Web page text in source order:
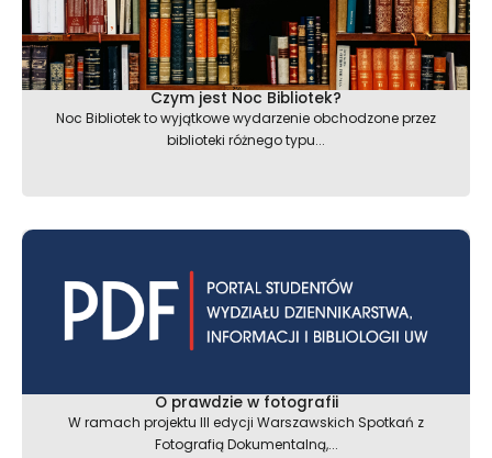
Czym jest Noc Bibliotek?
Noc Bibliotek to wyjątkowe wydarzenie obchodzone przez
biblioteki różnego typu...
O prawdzie w fotografii
W ramach projektu III edycji Warszawskich Spotkań z
Fotografią Dokumentalną,...